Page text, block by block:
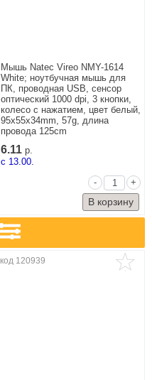
Мышь Natec Vireo NMY-1614
White; ноутбучная мышь для
ПК, проводная USB, сенсор
оптический 1000 dpi, 3 кнопки,
колесо с нажатием, цвет белый,
95x55x34mm, 57g, длина
провода 125cm
6.11 р.
c 13.00.
-
+
код 120939